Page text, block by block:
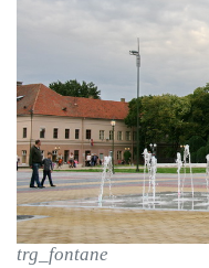
trg_fontane